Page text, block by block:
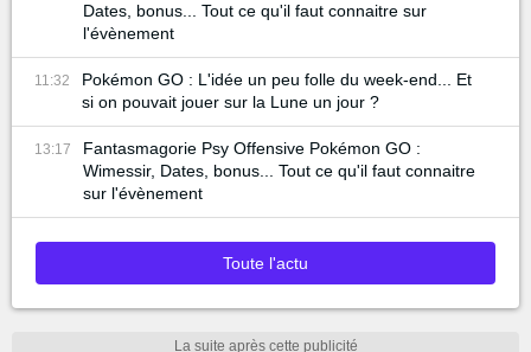
Dates, bonus... Tout ce qu'il faut connaitre sur
l'évènement
11:32
Pokémon GO : L'idée un peu folle du week-end... Et
si on pouvait jouer sur la Lune un jour ?
13:17
Fantasmagorie Psy Offensive Pokémon GO :
Wimessir, Dates, bonus... Tout ce qu'il faut connaitre
sur l'évènement
Toute l'actu